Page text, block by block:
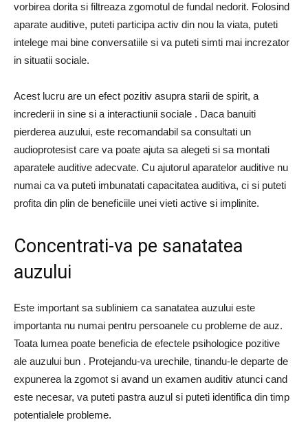
vorbirea dorita si filtreaza zgomotul de fundal nedorit. Folosind
aparate auditive, puteti participa activ din nou la viata, puteti
intelege mai bine conversatiile si va puteti simti mai increzator
in situatii sociale.
Acest lucru are un efect pozitiv asupra starii de spirit, a
increderii in sine si a interactiunii sociale . Daca banuiti
pierderea auzului, este recomandabil sa consultati un
audioprotesist care va poate ajuta sa alegeti si sa montati
aparatele auditive adecvate. Cu ajutorul aparatelor auditive nu
numai ca va puteti imbunatati capacitatea auditiva, ci si puteti
profita din plin de beneficiile unei vieti active si implinite.
Concentrati-va pe sanatatea
auzului
Este important sa subliniem ca sanatatea auzului este
importanta nu numai pentru persoanele cu probleme de auz.
Toata lumea poate beneficia de efectele psihologice pozitive
ale auzului bun . Protejandu-va urechile, tinandu-le departe de
expunerea la zgomot si avand un examen auditiv atunci cand
este necesar, va puteti pastra auzul si puteti identifica din timp
potentialele probleme.